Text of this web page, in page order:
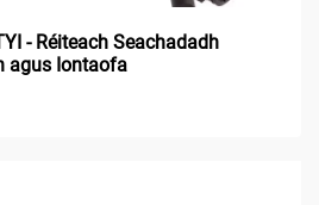
- Réiteach Seachadadh
agus Iontaofa